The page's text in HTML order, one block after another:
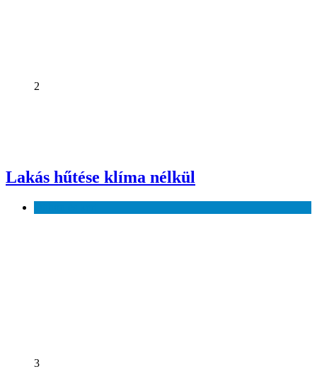
2
Lakás hűtése klíma nélkül
3